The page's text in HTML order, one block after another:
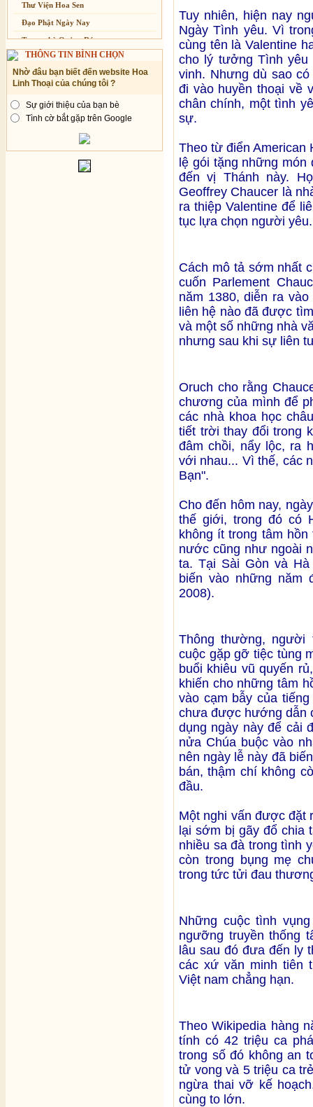
Thư Viện Hoa Sen
Đạo Phật Ngày Nay
Trang nhà Quảng Đức
Báo Giác Ngộ
Vesak 2014
THÔNG TIN BÌNH CHỌN
Nhờ đâu bạn biết đến website Hoa
Linh Thoại của chúng tôi ?
Sự giới thiệu của bạn bè
Tình cờ bắt gặp trên Google
Tuy nhiên, hiện nay
Ngày Tình yêu. Vì
cùng tên là Valentine
cho lý tưởng Tình
vinh. Nhưng dù sao
đi vào huyền thoại về
chân chính, một tình
sự.
Theo từ điển American
lệ gói tặng những
đến vị Thánh này.
Geoffrey Chaucer là
ra thiệp Valentine để
tục lựa chọn người
Cách mô tả sớm nhất
cuốn Parlement
năm 1380, diễn ra
liên hệ nào đã được
và một số những nhà
nhưng sau khi sự liên
Oruch cho rằng
chương của mình để
các nhà khoa học
tiết trời thay đổi trong
đâm chồi, nẩy lộc, ra
với nhau... Vì thế, các
Bạn".
Cho đến hôm nay,
thế giới, trong đó có
không ít trong tâm
nước cũng như ngoài
ta. Tại Sài Gòn và
biến vào những năm
2008).
Thông thường,
cuộc gặp gỡ tiệc tùng
buổi khiêu vũ quyến
khiến cho những tâm
vào cạm bẫy của
chưa được hướng dẫn
dụng ngày này để cải
nửa Chúa buộc vào
nên ngày lễ này đã
bán, thậm chí không
đầu.
Một nghi vấn được đặt
lại sớm bị gãy đổ chia
nhiều sa đà trong tình
còn trong bụng mẹ
trong tức tửi đau
Những cuộc tình
ngưỡng truyền thống
lâu sau đó đưa đến ly
các xứ văn minh tiên
Việt nam chẳng hạn.
Theo Wikipedia hàng
tính có 42 triệu ca
trong số đó không an
tử vong và 5 triệu ca
ngừa thai vỡ kế
cùng to lớn.